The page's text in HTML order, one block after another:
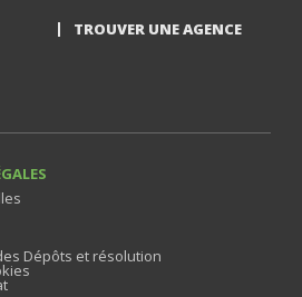
TROUVER UNE AGENCE
Dépôts et résolution